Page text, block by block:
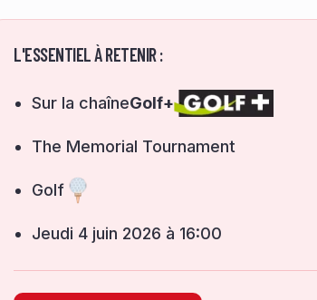
L'ESSENTIEL À RETENIR :
Sur la chaîneGolf+
The Memorial Tournament
Golf
jeudi 4 juin 2026 à 16:00